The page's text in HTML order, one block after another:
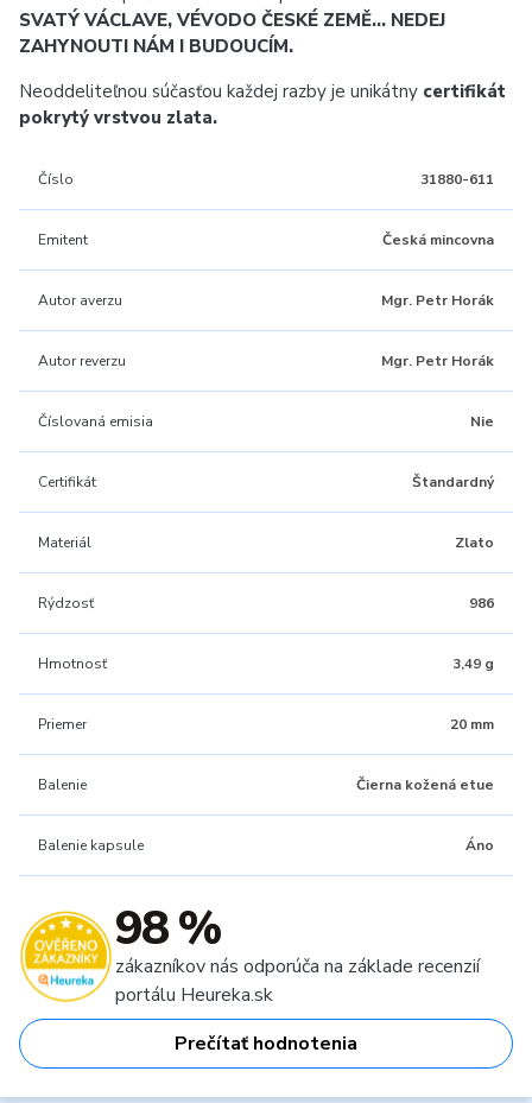
SVATÝ VÁCLAVE, VÉVODO ČESKÉ ZEMĚ… NEDEJ
ZAHYNOUTI NÁM I BUDOUCÍM.
Neoddeliteľnou súčasťou každej razby je unikátny certifikát
pokrytý vrstvou zlata.
Číslo 31880-611
Emitent Česká mincovna
Autor averzu Mgr. Petr Horák
Autor reverzu Mgr. Petr Horák
Číslovaná emisia Nie
Certifikát Štandardný
Materiál Zlato
Rýdzosť 986
Hmotnosť 3,49 g
Priemer 20 mm
Balenie Čierna kožená etue
Balenie kapsule Áno
98 %
zákazníkov nás odporúča na základe recenzií
portálu Heureka.sk
Prečítať hodnotenia